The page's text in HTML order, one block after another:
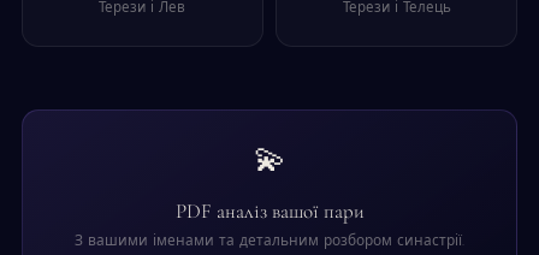
Терези і Лев Терези і Телець
💫
PDF аналіз вашої пари
З вашими іменами та детальним розбором синастрії.